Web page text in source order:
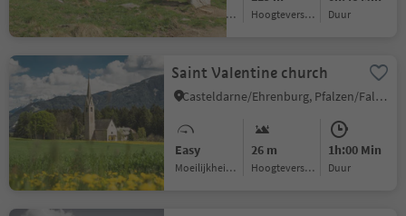
Moeilijkheidsgraad Hoogteverschil Duur
Saint Valentine church
Casteldarne/Ehrenburg, Pfalzen/Falzes, Dolomites Region Kronplatz/Plan de Corones
Easy
Moeilijkheidsgraad
26 m
Hoogteverschil
1h:00 Min
Duur